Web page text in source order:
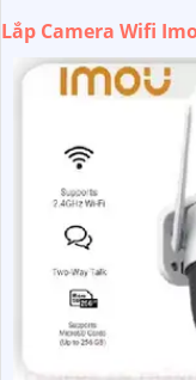
rằng bạn sẽ có sự
Hy vọng những
hoàn hảo cho
Lắp Camera Wifi